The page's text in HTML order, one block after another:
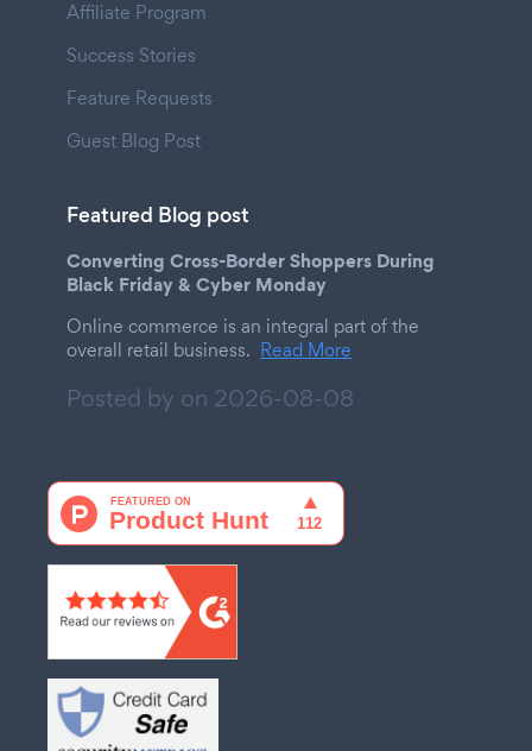
Affiliate Program
Success Stories
Feature Requests
Guest Blog Post
Featured Blog post
Converting Cross-Border Shoppers During
Black Friday & Cyber Monday
Online commerce is an integral part of the
overall retail business. Read More
Posted by on 2026-08-08